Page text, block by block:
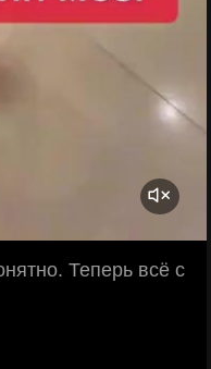
Теперь всё с